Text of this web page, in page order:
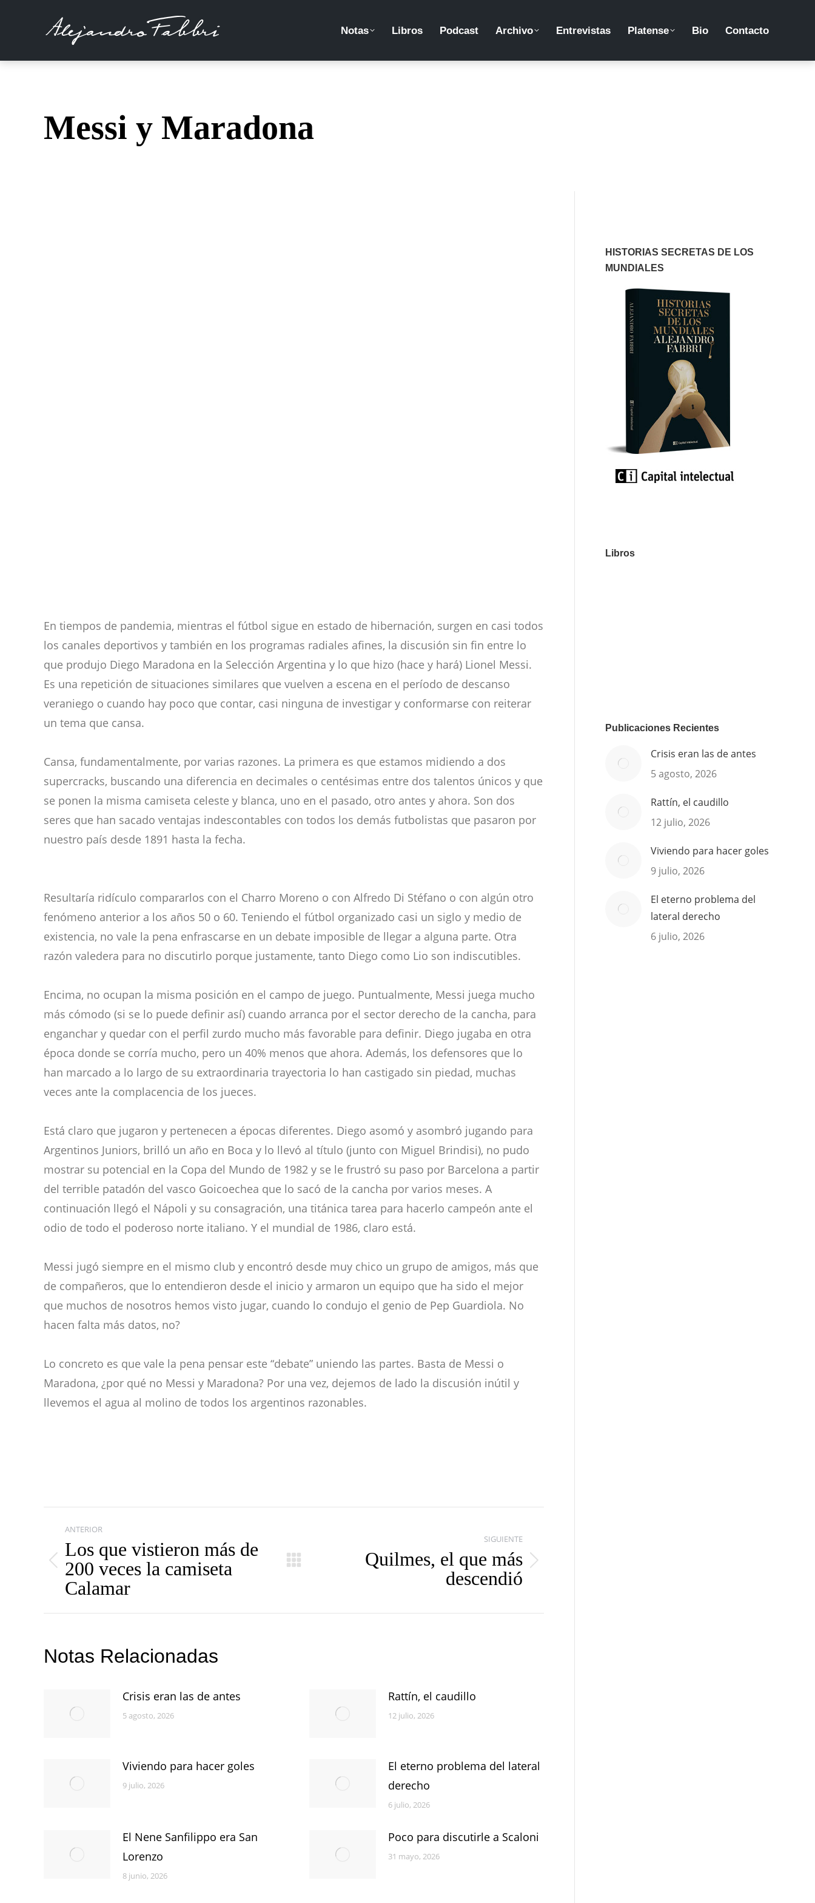
Notas Libros Podcast Archivo Entrevistas Platense Bio Contacto
Messi y Maradona
En tiempos de pandemia, mientras el fútbol sigue en estado de hibernación, surgen en casi todos
los canales deportivos y también en los programas radiales afines, la discusión sin fin entre lo
que produjo Diego Maradona en la Selección Argentina y lo que hizo (hace y hará) Lionel Messi.
Es una repetición de situaciones similares que vuelven a escena en el período de descanso
veraniego o cuando hay poco que contar, casi ninguna de investigar y conformarse con reiterar
un tema que cansa.
Cansa, fundamentalmente, por varias razones. La primera es que estamos midiendo a dos
supercracks, buscando una diferencia en decimales o centésimas entre dos talentos únicos y que
se ponen la misma camiseta celeste y blanca, uno en el pasado, otro antes y ahora. Son dos
seres que han sacado ventajas indescontables con todos los demás futbolistas que pasaron por
nuestro país desde 1891 hasta la fecha.
Resultaría ridículo compararlos con el Charro Moreno o con Alfredo Di Stéfano o con algún otro
fenómeno anterior a los años 50 o 60. Teniendo el fútbol organizado casi un siglo y medio de
existencia, no vale la pena enfrascarse en un debate imposible de llegar a alguna parte. Otra
razón valedera para no discutirlo porque justamente, tanto Diego como Lio son indiscutibles.
Encima, no ocupan la misma posición en el campo de juego. Puntualmente, Messi juega mucho
más cómodo (si se lo puede definir así) cuando arranca por el sector derecho de la cancha, para
enganchar y quedar con el perfil zurdo mucho más favorable para definir. Diego jugaba en otra
época donde se corría mucho, pero un 40% menos que ahora. Además, los defensores que lo
han marcado a lo largo de su extraordinaria trayectoria lo han castigado sin piedad, muchas
veces ante la complacencia de los jueces.
Está claro que jugaron y pertenecen a épocas diferentes. Diego asomó y asombró jugando para
Argentinos Juniors, brilló un año en Boca y lo llevó al título (junto con Miguel Brindisi), no pudo
mostrar su potencial en la Copa del Mundo de 1982 y se le frustró su paso por Barcelona a partir
del terrible patadón del vasco Goicoechea que lo sacó de la cancha por varios meses. A
continuación llegó el Nápoli y su consagración, una titánica tarea para hacerlo campeón ante el
odio de todo el poderoso norte italiano. Y el mundial de 1986, claro está.
Messi jugó siempre en el mismo club y encontró desde muy chico un grupo de amigos, más que
de compañeros, que lo entendieron desde el inicio y armaron un equipo que ha sido el mejor
que muchos de nosotros hemos visto jugar, cuando lo condujo el genio de Pep Guardiola. No
hacen falta más datos, no?
Lo concreto es que vale la pena pensar este “debate” uniendo las partes. Basta de Messi o
Maradona, ¿por qué no Messi y Maradona? Por una vez, dejemos de lado la discusión inútil y
llevemos el agua al molino de todos los argentinos razonables.
Navegación
entre
publicaciones
ANTERIOR
Publicación
anterior:
Los que vistieron más de
200 veces la camiseta
Calamar
SIGUIENTE
PublicaciónQuilmes, el que más
descendió
Notas Relacionadas
Crisis eran las de antes
5 agosto, 2026
Rattín, el caudillo
12 julio, 2026
Viviendo para hacer goles
9 julio, 2026
El eterno problema del lateral
derecho
6 julio, 2026
El Nene Sanfilippo era San
Lorenzo
8 junio, 2026
Poco para discutirle a Scaloni
31 mayo, 2026
HISTORIAS SECRETAS DE LOS
MUNDIALES
Libros
Publicaciones Recientes
Crisis eran las de antes
5 agosto, 2026
Rattín, el caudillo
12 julio, 2026
Viviendo para hacer goles
9 julio, 2026
El eterno problema del
lateral derecho
6 julio, 2026